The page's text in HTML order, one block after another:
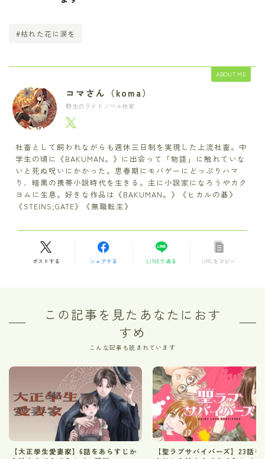
#枯れた花に涙を
ABOUT ME
コマさん（koma）
野生のライトノベル作家
社畜として飼われながらも週休三日制を実現した上流社畜。中
学生の頃に《BAKUMAN。》に出会って「物語」に触れていな
いと死ぬ呪いにかかった。思春期にモバゲーにどっぷりハマ
り、暗黒の携帯小説時代を生きる。主に小説家になろうやカク
ヨムに生息。好きな作品は《BAKUMAN。》《ヒカルの碁》
《STEINS;GATE》《無職転生》
ポストする シェアする LINEで送る URLをコピー
この記事を見たあなたにおす
すめ
こんな記事も読まれています
【大正學生愛妻家】6話をあらすじか
【聖ラブサバイバーズ】23話を